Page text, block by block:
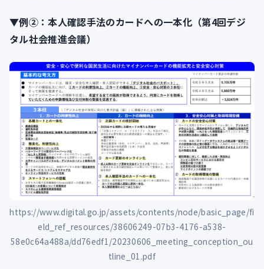
▼例②：本人確認手法のカードへの一本化（第4回デジ
タル社会推進会議）
https://www.digital.go.jp/assets/contents/node/basic_page/fi
eld_ref_resources/38606249-07b3-4176-a538-
58e0c64a488a/dd76edf1/20230606_meeting_conception_ou
tline_01.pdf